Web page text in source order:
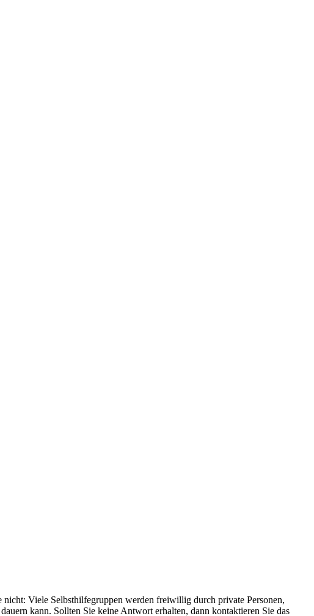
Viele Selbsthilfegruppen werden freiwillig durch private Personen,
kann. Sollten Sie keine Antwort erhalten, dann kontaktieren Sie das